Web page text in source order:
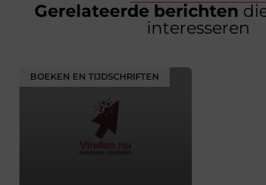
Gerelateerde berichten
interesseren
BOEKEN EN TIJDSCHRIFTEN